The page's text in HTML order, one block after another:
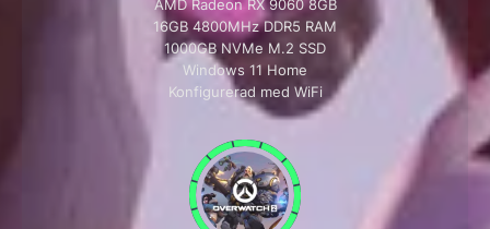
AMD Radeon RX 9060 8GB
16GB 4800MHz DDR5 RAM
1000GB NVMe M.2 SSD
Windows 11 Home
Konfigurerad med WiFi